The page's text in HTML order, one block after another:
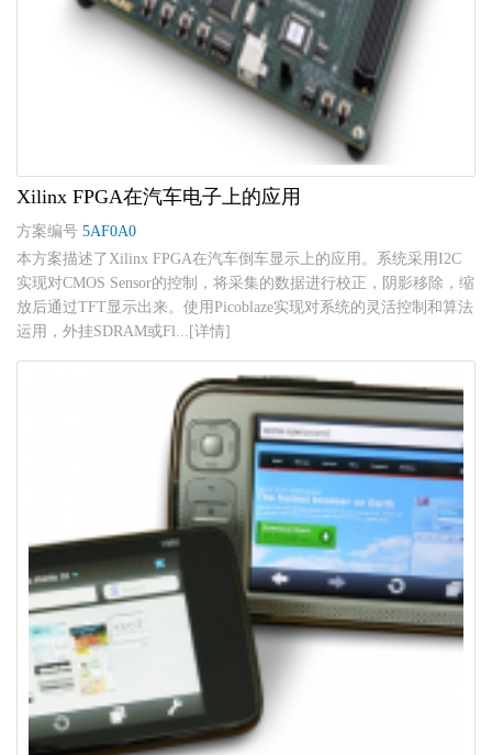
Xilinx FPGA在汽车电子上的应用
方案编号 5AF0A0
本方案描述了Xilinx FPGA在汽车倒车显示上的应用。系统采用I2C
实现对CMOS Sensor的控制，将采集的数据进行校正，阴影移除，缩
放后通过TFT显示出来。使用Picoblaze实现对系统的灵活控制和算法
运用，外挂SDRAM或Fl...[详情]